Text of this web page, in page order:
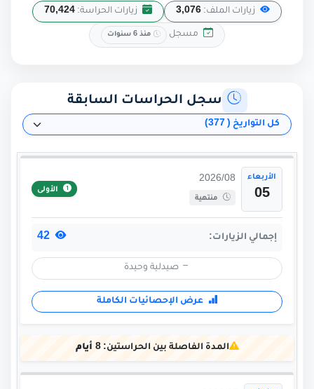
زيارات الملف: 3,076 زيارات الحراسة: 70,424
مسجل منذ 6 سنوات
سجل الحراسات السابقة
الأربعاء
05
2026/08
منتهية
الأولى
إجمالي الزيارات:
صيدلية وحيدة
عرض الإحصائيات الكاملة
المدة الفاصلة بين الحراستين:8 أيام